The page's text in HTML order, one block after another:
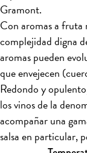
Gramont.
Con aromas a fruta
complejidad digna
aromas pueden
que envejecen
Redondo y
los vinos de la
acompañar una
salsa en particular,